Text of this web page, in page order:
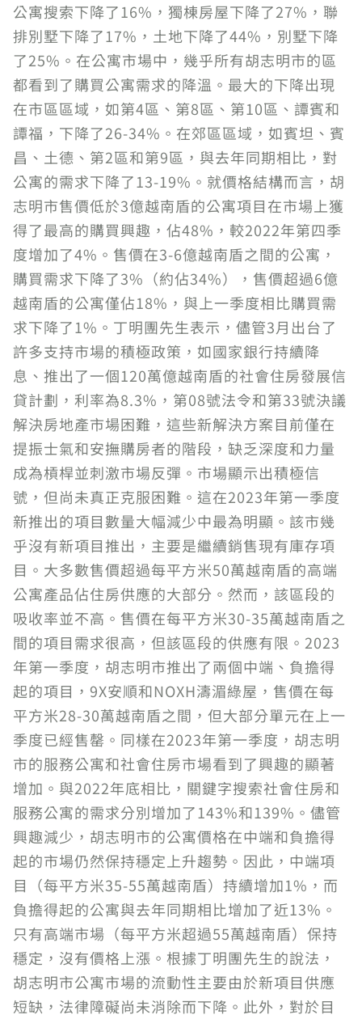
公寓搜索下降了16%，獨棟房屋下降了27%，聯
排別墅下降了17%，土地下降了44%，別墅下降
了25%。在公寓市場中，幾乎所有胡志明市的區
都看到了購買公寓需求的降溫。最大的下降出現
在市區區域，如第4區、第8區、第10區、譚賓和
譚福，下降了26-34%。在郊區區域，如賓坦、賓
昌、土德、第2區和第9區，與去年同期相比，對
公寓的需求下降了13-19%。就價格結構而言，胡
志明市售價低於3億越南盾的公寓項目在市場上獲
得了最高的購買興趣，佔48%，較2022年第四季
度增加了4%。售價在3-6億越南盾之間的公寓，
購買需求下降了3%（約佔34%），售價超過6億
越南盾的公寓僅佔18%，與上一季度相比購買需
求下降了1%。丁明團先生表示，儘管3月出台了
許多支持市場的積極政策，如國家銀行持續降
息、推出了一個120萬億越南盾的社會住房發展信
貸計劃，利率為8.3%，第08號法令和第33號決議
解決房地產市場困難，這些新解決方案目前僅在
提振士氣和安撫購房者的階段，缺乏深度和力量
成為槓桿並刺激市場反彈。市場顯示出積極信
號，但尚未真正克服困難。這在2023年第一季度
新推出的項目數量大幅減少中最為明顯。該市幾
乎沒有新項目推出，主要是繼續銷售現有庫存項
目。大多數售價超過每平方米50萬越南盾的高端
公寓產品佔住房供應的大部分。然而，該區段的
吸收率並不高。售價在每平方米30-35萬越南盾之
間的項目需求很高，但該區段的供應有限。2023
年第一季度，胡志明市推出了兩個中端、負擔得
起的項目，9X安順和NOXH濤湄綠屋，售價在每
平方米28-30萬越南盾之間，但大部分單元在上一
季度已經售罄。同樣在2023年第一季度，胡志明
市的服務公寓和社會住房市場看到了興趣的顯著
增加。與2022年底相比，關鍵字搜索社會住房和
服務公寓的需求分別增加了143%和139%。儘管
興趣減少，胡志明市的公寓價格在中端和負擔得
起的市場仍然保持穩定上升趨勢。因此，中端項
目（每平方米35-55萬越南盾）持續增加1%，而
負擔得起的公寓與去年同期相比增加了近13%。
只有高端市場（每平方米超過55萬越南盾）保持
穩定，沒有價格上漲。根據丁明團先生的說法，
胡志明市公寓市場的流動性主要由於新項目供應
短缺，法律障礙尚未消除而下降。此外，對於目